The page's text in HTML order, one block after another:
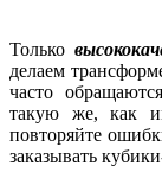
Только
делаем
часто
такую же, как
повторяйте
заказывать